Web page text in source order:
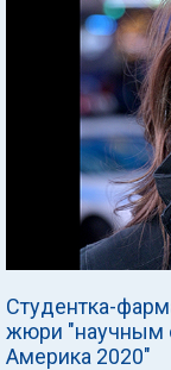
Студентка-
жюри "научным
Америка 2020"